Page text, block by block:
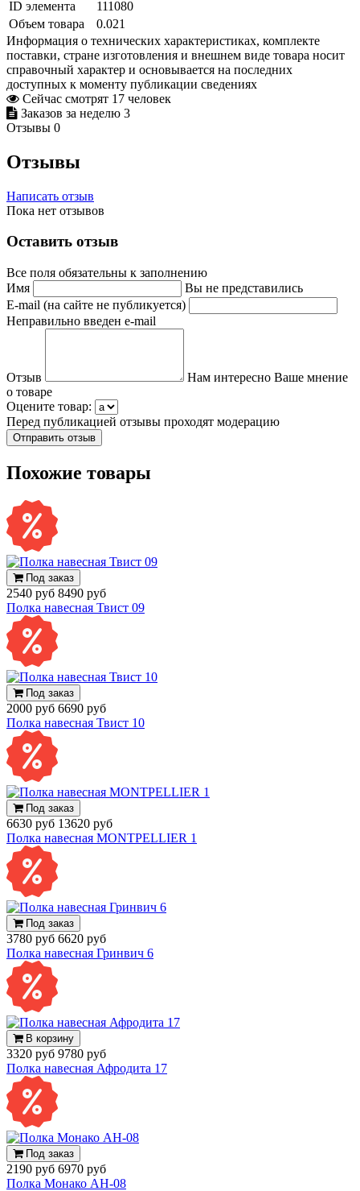
ID элемента
111080
Объем товара
0.021
Информация о технических характеристиках, комплекте
поставки, стране изготовления и внешнем виде товара носит
справочный характер и основывается на последних
доступных к моменту публикации сведениях
Сейчас смотрят 17 человек
Заказов за неделю 3
Отзывы 0
Отзывы
Написать отзыв
Пока нет отзывов
Оставить отзыв
Все поля обязательны к заполнению
Имя
Вы не представились
E-mail (на сайте не публикуется)
Неправильно введен e-mail
Отзыв
Нам интересно Ваше мнение
о товаре
Оцените товар:
Перед публикацией отзывы проходят модерацию
Похожие товары
Под заказ
2540 руб 8490 руб
Полка навесная Твист 09
Под заказ
2000 руб 6690 руб
Полка навесная Твист 10
Под заказ
6630 руб 13620 руб
Полка навесная MONTPELLIER 1
Под заказ
3780 руб 6620 руб
Полка навесная Гринвич 6
В корзину
3320 руб 9780 руб
Полка навесная Афродита 17
Под заказ
2190 руб 6970 руб
Полка Монако АН-08